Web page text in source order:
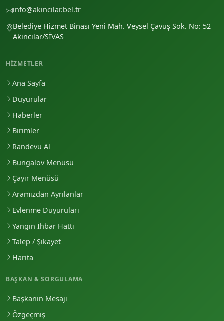
info@akincilar.bel.tr
Belediye Hizmet Binası Yeni Mah. Veysel Çavuş Sok. No: 52
Akıncılar/SİVAS
HIZMETLER
Ana Sayfa
Duyurular
Haberler
Birimler
Randevu Al
Bungalov Menüsü
Çayır Menüsü
Aramızdan Ayrılanlar
Evlenme Duyuruları
Yangın İhbar Hattı
Talep / Şikayet
Harita
BAŞKAN & SORGULAMA
Başkanın Mesajı
Özgeçmiş